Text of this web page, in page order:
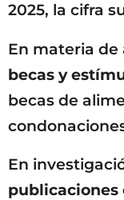
2025, la cifra
En materia de
becas y
becas de
En
publicaciones